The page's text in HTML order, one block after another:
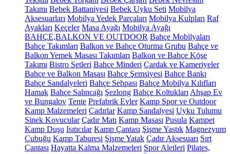
Takımı Bebek Battaniyesi Bebek Uyku Seti Mobilya
Aksesuarları Mobilya Yedek Parçaları Mobilya Kulpları Raf
Ayakları Keçeler Masa Ayağı Mobilya Ayağı
BAHÇE,BALKON VE OUTDOOR Bahçe Mobilyaları
Bahçe Takımları Balkon ve Bahçe Oturma Grubu Bahçe ve
Balkon Yemek Masası Takımları Balkon ve Bahçe Köşe
Takımı Bistro Setleri Bahçe Minderi Çardak ve Kameriyeler
Bahçe ve Balkon Masası Bahçe Şemsiyesi Bahçe Bankı
Bahçe Sandalyeleri Bahçe Sehpası Bahçe Mobilya Kılıfları
Hamak Bahçe Salıncağı Şezlong Bahçe Koltukları Ahşap Ev
ve Bungalov Tente Prefabrik Evler Kamp Spor ve Outdoor
Kamp Malzemeleri Çadırlar Kamp Sandalyesi Uyku Tulumu
Sinek Kovucular Çadır Matı Kamp Masası Pusula Kampet
Kamp Duşu Isıtıcılar Kamp Çantası Şişme Yastık Magnezyum
Çubuğu Kamp Taburesi Şişme Yatak Çadır Aksesuarı Sırt
Çantası Hayatta Kalma Malzemeleri Spor Aletleri Pilates,